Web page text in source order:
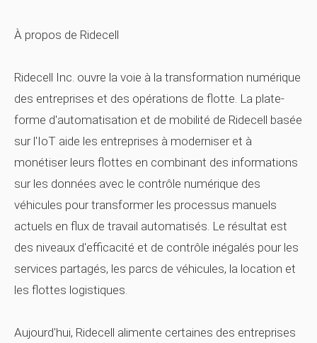
À propos de Ridecell
Ridecell Inc. ouvre la voie à la transformation numérique
des entreprises et des opérations de flotte. La plate-
forme d'automatisation et de mobilité de Ridecell basée
sur l'IoT aide les entreprises à moderniser et à
monétiser leurs flottes en combinant des informations
sur les données avec le contrôle numérique des
véhicules pour transformer les processus manuels
actuels en flux de travail automatisés. Le résultat est
des niveaux d'efficacité et de contrôle inégalés pour les
services partagés, les parcs de véhicules, la location et
les flottes logistiques.
Aujourd'hui, Ridecell alimente certaines des entreprises